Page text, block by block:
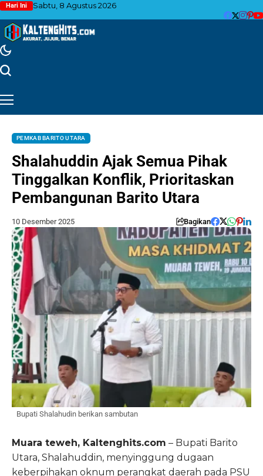
Hari Ini Sabtu, 8 Agustus 2026
PEMKAB BARITO UTARA
Shalahuddin Ajak Semua Pihak
Tinggalkan Konflik, Prioritaskan
Pembangunan Barito Utara
10 Desember 2025 Bagikan
Bupati Shalahudin berikan sambutan
Muara teweh, Kaltenghits.com – Bupati Barito
Utara, Shalahuddin, menyinggung dugaan
keberpihakan oknum perangkat daerah pada PSU